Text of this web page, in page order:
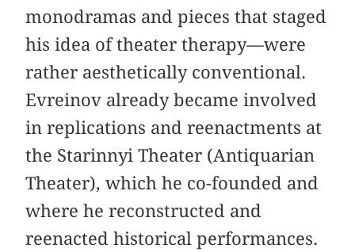
monodramas and pieces that staged
his idea of theater therapy—were
rather aesthetically conventional.
Evreinov already became involved
in replications and reenactments at
the Starinnyi Theater (Antiquarian
Theater), which he co-founded and
where he reconstructed and
reenacted historical performances.